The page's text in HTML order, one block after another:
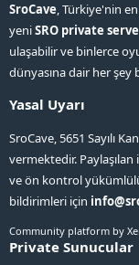
SroCave, Türkiye'nin
yeniSRO private
ulaşabilir ve binlerce
dünyasına dair her şey
Yasal Uyarı
SroCave, 5651 Sayılı
vermektedir.
ve ön kontrol
bildirimleri için
Community platform by
Private Sunucular